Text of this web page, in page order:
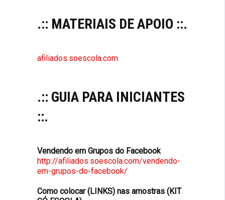
.:: MATERIAIS DE APOIO ::.
afiliados.soescola.com
.:: GUIA PARA INICIANTES
::.
Vendendo em Grupos do Facebook
http://afiliados.soescola.com/vendendo-
em-grupos-do-facebook/
Como colocar (LINKS) nas amostras (KIT